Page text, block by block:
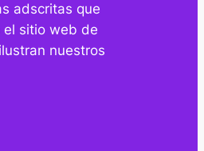
adscritas que
el sitio web de
nuestros